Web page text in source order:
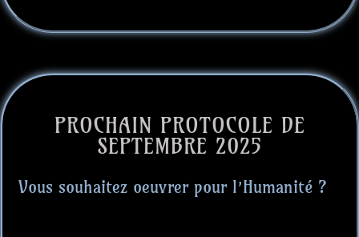
PROCHAIN PROTOCOLE DE
SEPTEMBRE 2025
Vous souhaitez oeuvrer pour l’Humanité ?